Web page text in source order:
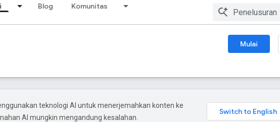
Blog Komunitas
Mulai
teknologi AI untuk menerjemahkan konten ke
AI mungkin mengandung kesalahan.